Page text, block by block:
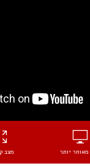
יותר מצב